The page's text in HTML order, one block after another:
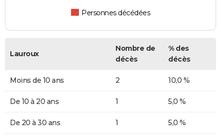
Personnes décédées
Lauroux
Nombre de
décès
% des
décès
Moins de 10 ans 2 10,0 %
De 10 à 20 ans 1 5,0 %
De 20 à 30 ans 1 5,0 %